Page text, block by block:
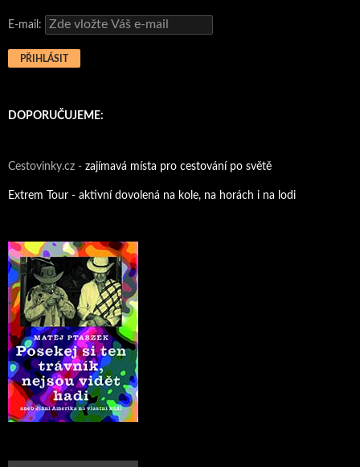
E-mail:
DOPORUČUJEME:
Cestovinky.cz - zajímavá místa pro cestování po světě
Extrem Tour - aktivní dovolená na kole, na horách i na lodi